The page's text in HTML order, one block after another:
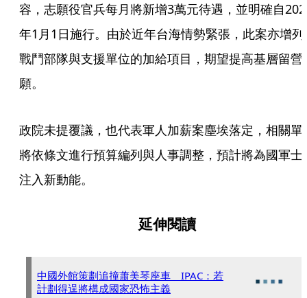
容，志願役官兵每月將新增3萬元待遇，並明確自
年1月1日施行。由於近年台海情勢緊張，此案亦增列
戰鬥部隊與支援單位的加給項目，期望提高基層留營
願。
政院未提覆議，也代表軍人加薪案塵埃落定，相關單
將依條文進行預算編列與人事調整，預計將為國軍士
注入新動能。
延伸閱讀
中國外館策劃追撞蕭美琴座車 IPAC：若
計劃得逞將構成國家恐怖主義